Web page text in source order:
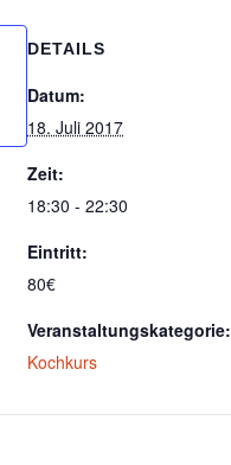
DETAILS
Datum:
18. Juli 2017
Zeit:
18:30 - 22:30
Eintritt:
80€
Veranstaltungskategorie:
Kochkurs